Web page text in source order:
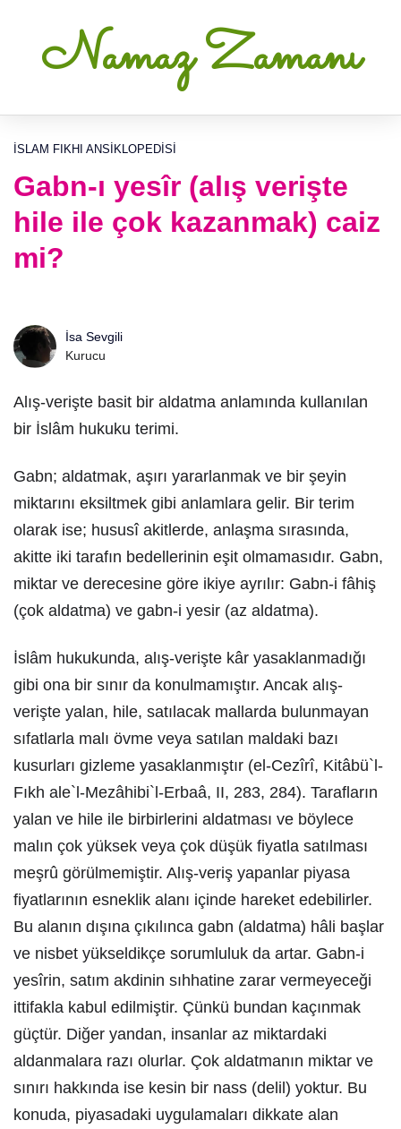
Namaz Zamanı
İSLAM FIKHI ANSIKLOPEDISI
Gabn-ı yesîr (alış verişte
hile ile çok kazanmak) caiz
mi?
İsa Sevgili
Kurucu
Alış-verişte basit bir aldatma anlamında kullanılan
bir İslâm hukuku terimi.
Gabn; aldatmak, aşırı yararlanmak ve bir şeyin
miktarını eksiltmek gibi anlamlara gelir. Bir terim
olarak ise; hususî akitlerde, anlaşma sırasında,
akitte iki tarafın bedellerinin eşit olmamasıdır. Gabn,
miktar ve derecesine göre ikiye ayrılır: Gabn-i fâhiş
(çok aldatma) ve gabn-i yesir (az aldatma).
İslâm hukukunda, alış-verişte kâr yasaklanmadığı
gibi ona bir sınır da konulmamıştır. Ancak alış-
verişte yalan, hile, satılacak mallarda bulunmayan
sıfatlarla malı övme veya satılan maldaki bazı
kusurları gizleme yasaklanmıştır (el-Cezîrî, Kitâbü`l-
Fıkh ale`l-Mezâhibi`l-Erbaâ, II, 283, 284). Tarafların
yalan ve hile ile birbirlerini aldatması ve böylece
malın çok yüksek veya çok düşük fiyatla satılması
meşrû görülmemiştir. Alış-veriş yapanlar piyasa
fiyatlarının esneklik alanı içinde hareket edebilirler.
Bu alanın dışına çıkılınca gabn (aldatma) hâli başlar
ve nisbet yükseldikçe sorumluluk da artar. Gabn-i
yesîrin, satım akdinin sıhhatine zarar vermeyeceği
ittifakla kabul edilmiştir. Çünkü bundan kaçınmak
güçtür. Diğer yandan, insanlar az miktardaki
aldanmalara razı olurlar. Çok aldatmanın miktar ve
sınırı hakkında ise kesin bir nass (delil) yoktur. Bu
konuda, piyasadaki uygulamaları dikkate alan